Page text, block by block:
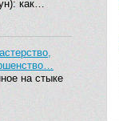
как…
на стыке